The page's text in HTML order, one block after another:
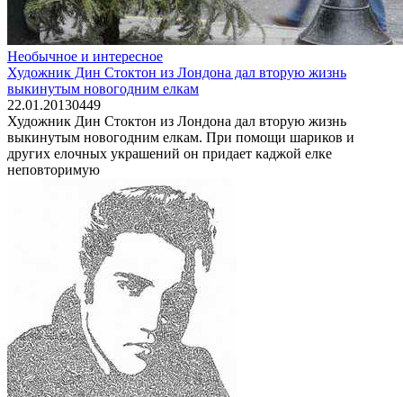
Необычное и интересное
Художник Дин Стоктон из Лондона дал вторую жизнь
выкинутым новогодним елкам
22.01.20130449
Художник Дин Стоктон из Лондона дал вторую жизнь
выкинутым новогодним елкам. При помощи шариков и
других елочных украшений он придает каджой елке
неповторимую